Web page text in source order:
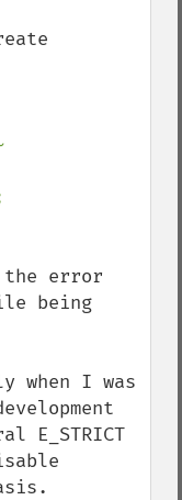
error
being
when I was
E_STRICT